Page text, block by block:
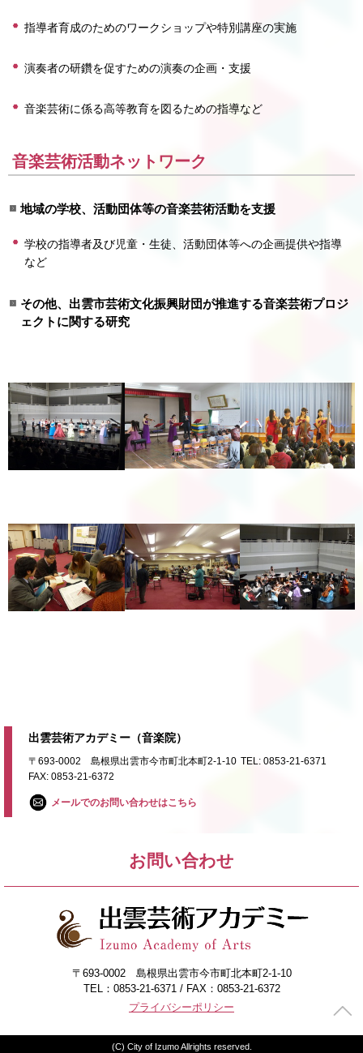
指導者育成のためのワークショップや特別講座の実施
演奏者の研鑽を促すための演奏の企画・支援
音楽芸術に係る高等教育を図るための指導など
音楽芸術活動ネットワーク
地域の学校、活動団体等の音楽芸術活動を支援
学校の指導者及び児童・生徒、活動団体等への企画提供や指導
など
その他、出雲市芸術文化振興財団が推進する音楽芸術プロジ
ェクトに関する研究
出雲芸術アカデミー（音楽院）
〒693-0002 島根県出雲市今市町北本町2-1-10 TEL: 0853-21-6371
FAX: 0853-21-6372
メールでのお問い合わせはこちら
お問い合わせ
〒693-0002 島根県出雲市今市町北本町2-1-10
TEL：0853-21-6371 / FAX：0853-21-6372
プライバシーポリシー
(C) City of Izumo Allrights reserved.